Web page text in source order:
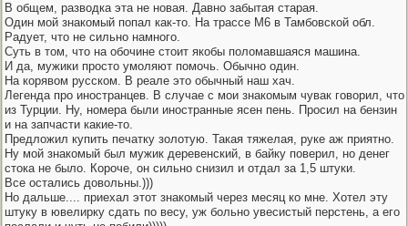
В общем, разводка эта не новая. Давно забытая старая.
Один мой знакомый попал как-то. На трассе М6 в Тамбовской обл.
Радует, что не сильно намного.
Суть в том, что на обочине стоит якобы поломавшаяся машина.
И да, мужики просто умоляют помочь. Обычно один.
На корявом русском. В реале это обычный наш хач.
Легенда про иностранцев. В случае с мои знакомым чувак говорил, что
из Турции. Ну, номера были иностранные ясен пень. Просил на бензин
и на запчасти какие-то.
Предложил купить печатку золотую. Такая тяжелая, руке аж приятно.
Ну мой знакомый был мужик деревенский, в байку поверил, но денег
стока не было. Короче, он сильно снизил и отдал за 1,5 штуки.
Все остались довольны.)))
Но дальше.... приехал этот знакомый через месяц ко мне. Хотел эту
штуку в ювелирку сдать по весу, уж больно увесистый перстень, а его